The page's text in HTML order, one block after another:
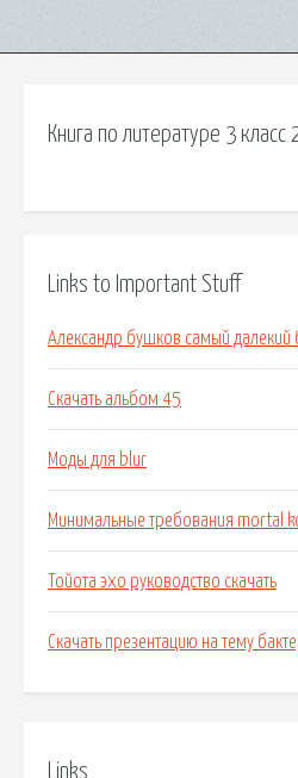
Книга по литературе 3 класс
Links to Important Stuff
Александр бушков самый далекий
Скачать альбом 45
Моды для blur
Минимальные требования mortal
Тойота эхо руководство скачать
Скачать презентацию на тему
Links